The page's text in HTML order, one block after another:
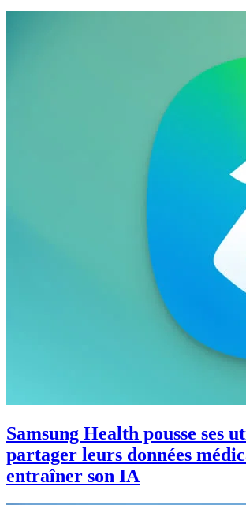
Samsung Health pousse ses
partager leurs données
entraîner son IA